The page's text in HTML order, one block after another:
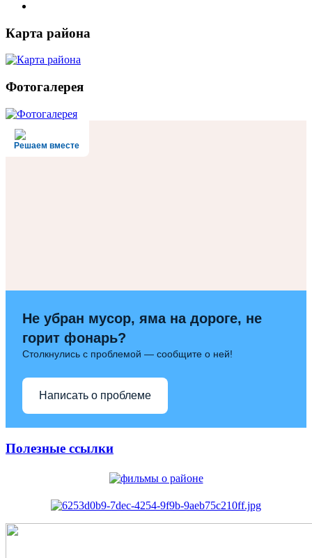
Карта района
Фотогалерея
Решаем вместе
Не убран мусор, яма на дороге, не
горит фонарь?
Столкнулись с проблемой — сообщите о ней!
Написать о проблеме
Полезные ссылки